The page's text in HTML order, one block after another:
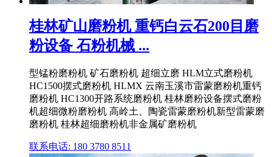
桂林矿山磨粉机 重钙白云石200目磨
粉设备 石粉机械 ...
型锰粉磨粉机 矿石磨粉机 超细立磨 HLM立式磨粉机
HC1500摆式磨粉机 HLMX 云南玉溪市雷蒙磨粉机重钙
磨粉机 HC1300开路系统磨粉机 桂林磨粉设备摆式磨粉
机超细微粉磨粉机 高岭土、陶瓷雷蒙磨粉机新型雷蒙磨
磨粉机 桂林超细磨粉机非金属矿磨粉机
联系电话: 180 3780 8511